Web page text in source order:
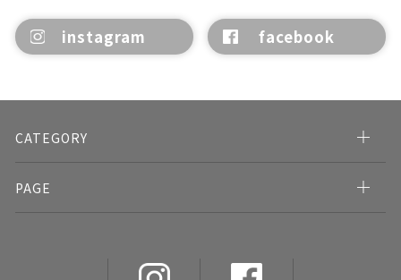
instagram facebook
CATEGORY
PAGE